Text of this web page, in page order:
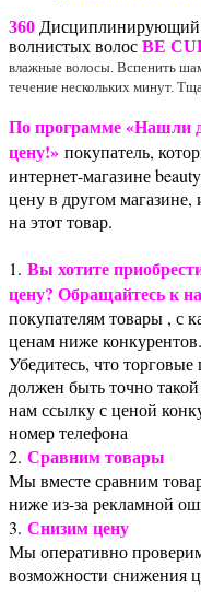
360 Дисциплинирующий
волнистых волос BE
влажные волосы. Вспенить
течение нескольких минут.
По программе «Нашли
цену!» покупатель,
интернет-магазине
цену в другом магазине,
на этот товар.
1. Вы хотите
цену? Обращайтесь к
покупателям товары , с
ценам ниже конкурентов.
Убедитесь, что
должен быть точно
нам ссылку с ценой
номер телефона
2. Сравним товары
Мы вместе сравним
ниже из-за рекламной
3. Снизим цену
Мы оперативно
возможности снижения